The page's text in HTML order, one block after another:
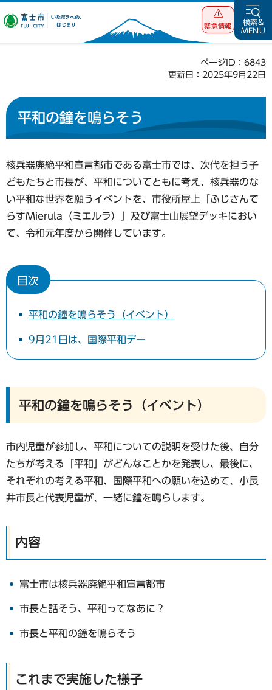
富士市 いただ
緊急情報
検索&
MENU
ページID：6843
更新日：2025年9月22日
平和の鐘を鳴らそう
核兵器廃絶平和宣言都市である富士市では、次代を担う子
どもたちと市長が、平和についてともに考え、核兵器のな
い平和な世界を願うイベントを、市役所屋上「ふじさんて
らすMierula（ミエルラ）」及び富士山展望デッキにおい
て、令和元年度から開催しています。
目次
平和の鐘を鳴らそう（イベント）
9月21日は、国際平和デー
平和の鐘を鳴らそう（イベント）
市内児童が参加し、平和についての説明を受けた後、自分
たちが考える「平和」がどんなことかを発表し、最後に、
それぞれの考える平和、国際平和への願いを込めて、小長
井市長と代表児童が、一緒に鐘を鳴らします。
内容
富士市は核兵器廃絶平和宣言都市
市長と話そう、平和ってなあに？
市長と平和の鐘を鳴らそう
これまで実施した様子